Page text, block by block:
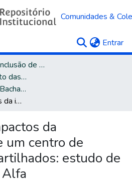
Comunidades &
Entrar
Trabalhos de Conclusão de Curso
Área do Conhecimento das Ciências Sociais Aplicadas
Ciências Contábeis - Bacharelado
Análise dos impactos da implantação de um centro de serviços compartilhados: estudo de caso no Grupo Alfa
da
um centro de
estudo de
Alfa